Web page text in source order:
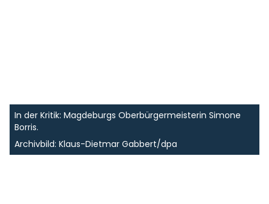
In der Kritik: Magdeburgs Oberbürgermeisterin Simone
Borris.
Archivbild: Klaus-Dietmar Gabbert/dpa